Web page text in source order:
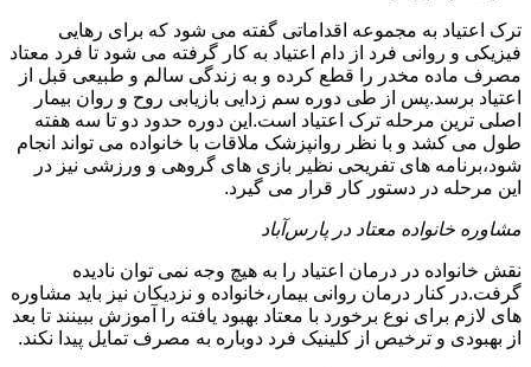
ترک اعتیاد به مجموعه اقداماتی گفته می شود که برای رهایی
فیزیکی و روانی فرد از دام اعتیاد به کار گرفته می شود تا فرد معتاد
مصرف ماده مخدر را قطع کرده و به زندگی سالم و طبیعی قبل از
اعتیاد برسد.پس از طی دوره سم زدایی بازیابی روح و روان بیمار
اصلی ترین مرحله ترک اعتیاد است.این دوره حدود دو تا سه هفته
طول می کشد و با نظر روانپزشک ملاقات با خانواده می تواند انجام
شود،برنامه های تفریحی نظیر بازی های گروهی و ورزشی نیز در
این مرحله در دستور کار قرار می گیرد.
مشاوره خانواده معتاد در پارس‌آباد
نقش خانواده در درمان اعتیاد را به هیچ وجه نمی توان نادیده
گرفت.در کنار درمان روانی بیمار،خانواده و نزدیکان نیز باید مشاوره
های لازم برای نوع برخورد با معتاد بهبود یافته را آموزش ببینند تا بعد
از بهبودی و ترخیص از کلینیک فرد دوباره به مصرف تمایل پیدا نکند.